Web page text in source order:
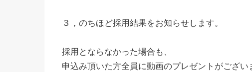
３，のちほど採用結果をお知らせします。
採用とならなかった場合も、
申込み頂いた方全員に動画のプレゼントがござい